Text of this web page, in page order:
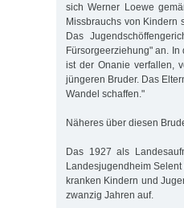
sich Werner Loewe
Missbrauchs von Kindern
Das
Fürsorgeerziehung" an.
ist der Onanie verfallen,
jüngeren Bruder. Das
Wandel schaffen."
Näheres über diesen
Das 1927 als
Landesjugendheim
kranken Kindern und
zwanzig Jahren auf.